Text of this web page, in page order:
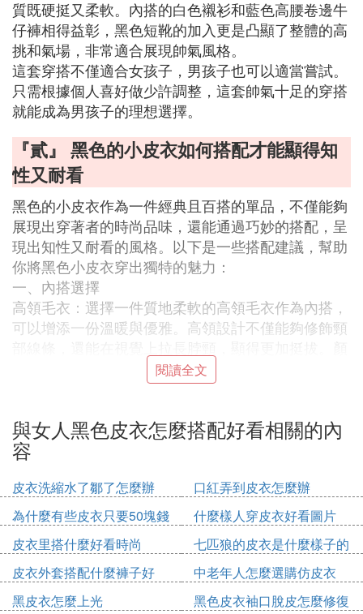
質既硬挺又柔軟。內搭的白色襯衫和藍色高腰卷邊牛
仔褲相得益彰，黑色短靴的加入更是凸顯了整體的高
挑和氣場，非常適合展現帥氣風格。
這套穿搭不僅適合女孩子，男孩子也可以適當嘗試。
只需根據個人喜好做少許調整，這套帥氣十足的穿搭
就能成為男孩子的理想選擇。
『貳』 黑色的小皮衣如何搭配才能顯得知
性又耐看
黑色的小皮衣作為一件經典且百搭的單品，不僅能夠
展現出穿著者的時尚品味，還能通過巧妙的搭配，呈
現出知性又耐看的風格。以下是一些搭配建議，幫助
你將黑色小皮衣穿出獨特的魅力：
一、內搭選擇
高領毛衣：選擇一件質地柔軟的高領毛衣作為內搭，
可以增添一份溫暖與優雅。高領設計不僅能夠修飾頸
色上可以選擇白色、米色或淺灰色等中性色調，與黑
色皮衣形成鮮明對比，既簡約又不失高級感。
意地塞進高腰褲或半身裙中，既展現了職場女性的干
練氣質，又不失休閑隨性。解開幾顆扣子，露出鎖骨
連衣裙：選擇一條剪裁得體的連衣裙作為內搭，無論
是A字裙、包臀裙還是傘裙，都能與黑色小皮衣完美
融合。連衣裙的柔美與皮衣的硬朗相互碰撞，產生一
種獨特的美感。搭配一雙高跟鞋和精緻的配飾，輕松
打造優雅女神范兒。
二、下裝搭配
閱讀全文
與女人黑色皮衣怎麼搭配好看相關的內
容
皮衣洗縮水了鄒了怎麼辦
口紅弄到皮衣怎麼辦
為什麼有些皮衣只要50塊錢
什麼樣人穿皮衣好看圖片
皮衣里搭什麼好看時尚
七匹狼的皮衣是什麼樣子的
皮衣外套搭配什麼褲子好
中老年人怎麼選購仿皮衣
黑皮衣怎麼上光
黑色皮衣袖口脫皮怎麼修復